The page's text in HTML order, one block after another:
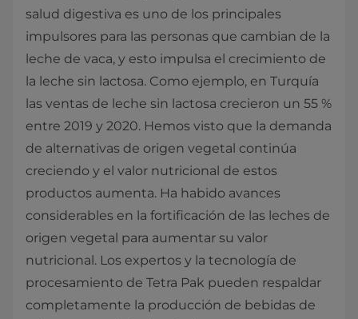
salud digestiva es uno de los principales
impulsores para las personas que cambian de la
leche de vaca, y esto impulsa el crecimiento de
la leche sin lactosa. Como ejemplo, en Turquía
las ventas de leche sin lactosa crecieron un 55 %
entre 2019 y 2020. Hemos visto que la demanda
de alternativas de origen vegetal continúa
creciendo y el valor nutricional de estos
productos aumenta. Ha habido avances
considerables en la fortificación de las leches de
origen vegetal para aumentar su valor
nutricional. Los expertos y la tecnología de
procesamiento de Tetra Pak pueden respaldar
completamente la producción de bebidas de